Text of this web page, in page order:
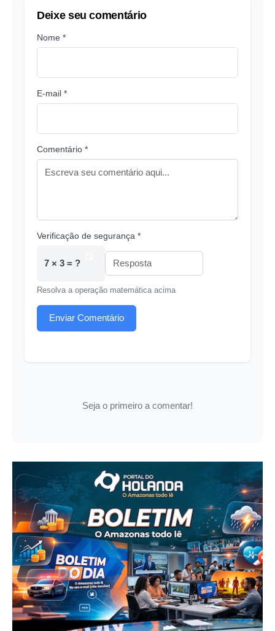
Deixe seu comentário
Nome *
E-mail *
Comentário *
Verificação de segurança *
7 × 3 = ?
Resolva a operação matemática acima
Enviar Comentário
Seja o primeiro a comentar!